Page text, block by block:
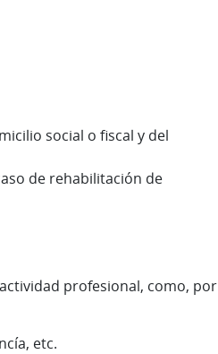
social o fiscal y del
de rehabilitación de
profesional, como, por
etc.